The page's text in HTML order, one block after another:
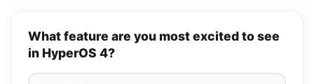
What feature are you most excited to see
in HyperOS 4?